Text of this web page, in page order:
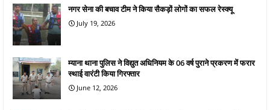
नगर सेना की बचाव टीम ने किया सैकड़ों लोगों का सफल रेस्क्यू
July 19, 2026
म्याना थाना पुलिस ने विद्युत अधिनियम के 06 वर्ष पुराने प्रकरण में फरार
स्थाई वारंटी किया गिरफ्तार
June 12, 2026